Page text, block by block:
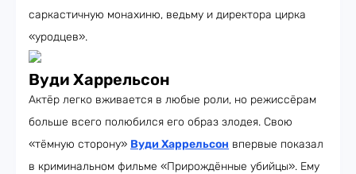
саркастичную монахиню, ведьму и директора цирка
«уродцев».
Вуди Харрельсон
Актёр легко вживается в любые роли, но режиссёрам
больше всего полюбился его образ злодея. Свою
«тёмную сторону» Вуди Харрельсон впервые показал
в криминальном фильме «Прирождённые убийцы». Ему